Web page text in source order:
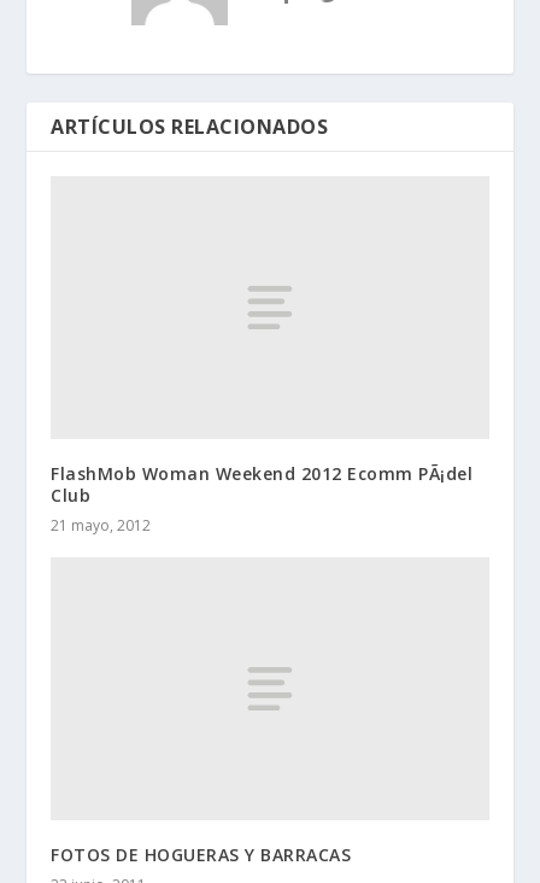
ARTÍCULOS RELACIONADOS
FlashMob Woman Weekend 2012 Ecomm PÃ¡del
Club
21 mayo, 2012
FOTOS DE HOGUERAS Y BARRACAS